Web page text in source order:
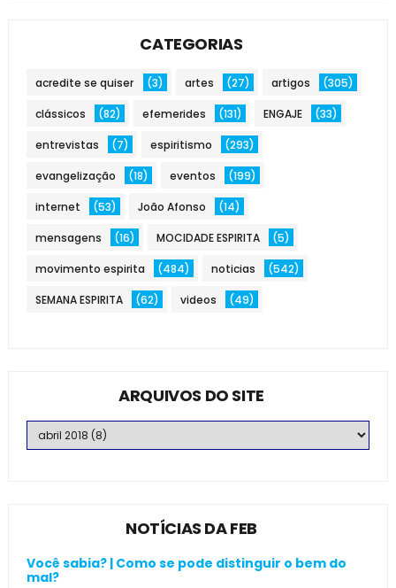
CATEGORIAS
acredite se quiser (3) artes (27) artigos (305)
clássicos (82) efemerides (131) ENGAJE (33)
entrevistas (7) espiritismo (293)
evangelização (18) eventos (199)
internet (53) João Afonso (14)
mensagens (16) MOCIDADE ESPIRITA (5)
movimento espirita (484) noticias (542)
SEMANA ESPIRITA (62) videos (49)
ARQUIVOS DO SITE
NOTÍCIAS DA FEB
Você sabia? | Como se pode distinguir o bem do
mal?